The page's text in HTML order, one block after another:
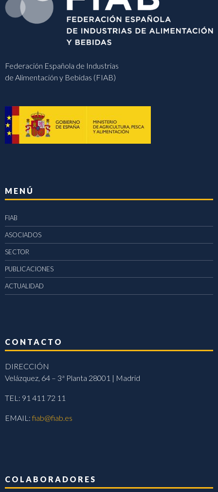
Federación Española de Industrias
de Alimentación y Bebidas (FIAB)
MENÚ
FIAB
ASOCIADOS
SECTOR
PUBLICACIONES
ACTUALIDAD
CONTACTO
DIRECCIÓN
Velázquez, 64 – 3ª Planta 28001 | Madrid
TEL: 91 411 72 11
EMAIL:fiab@fiab.es
COLABORADORES